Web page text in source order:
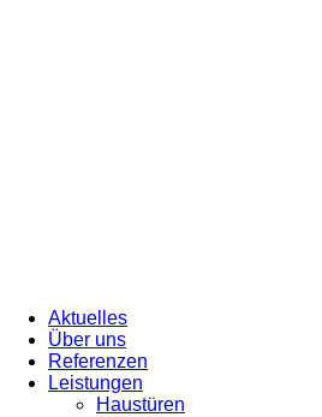
Aktuelles
Über uns
Referenzen
Leistungen
Haustüren